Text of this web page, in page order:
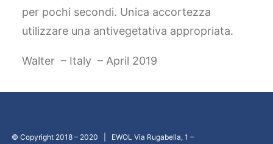
per pochi secondi. Unica accortezza
utilizzare una antivegetativa appropriata.
Walter – Italy – April 2019
© Copyright 2018 – 2020 | EWOL Via Rugabella, 1 –